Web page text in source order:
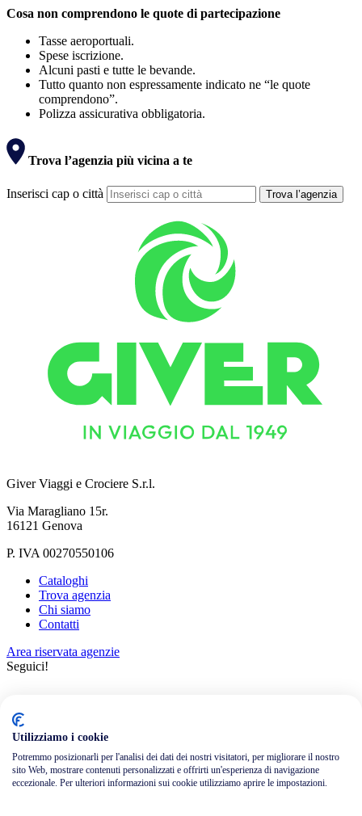
Cosa non comprendono le quote di partecipazione
Tasse aeroportuali.
Spese iscrizione.
Alcuni pasti e tutte le bevande.
Tutto quanto non espressamente indicato ne “le quote
comprendono”.
Polizza assicurativa obbligatoria.
Trova l’agenzia più vicina a te
Inserisci cap o città Trova l’agenzia
Giver Viaggi e Crociere S.r.l.
Via Maragliano 15r.
16121 Genova
P. IVA 00270550106
Cataloghi
Trova agenzia
Chi siamo
Contatti
Area riservata agenzie
Seguici!
Informativa privacy
Cookie policy
Utilizziamo i cookie
Potremmo posizionarli per l'analisi dei dati dei nostri visitatori, per migliorare il nostro
sito Web, mostrare contenuti personalizzati e offrirti un'esperienza di navigazione
eccezionale. Per ulteriori informazioni sui cookie utilizziamo aprire le impostazioni.